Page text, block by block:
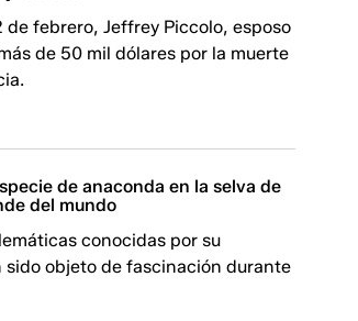
febrero, Jeffrey Piccolo, esposo
de 50 mil dólares por la muerte
de anaconda en la selva de
del mundo
conocidas por su
objeto de fascinación durante